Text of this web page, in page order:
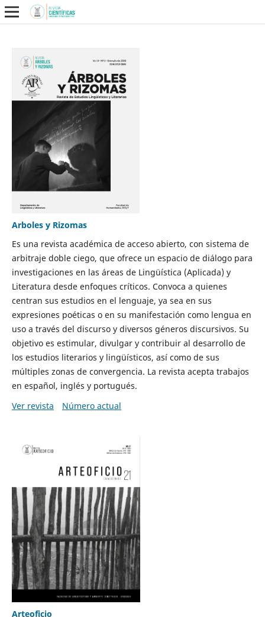
Arboles y Rizomas
Es una revista académica de acceso abierto, con sistema de
arbitraje doble ciego, que ofrece un espacio de diálogo para
investigaciones en las áreas de Lingüística (Aplicada) y
Literatura desde enfoques críticos. Convoca a quienes
centran sus estudios en el lenguaje, ya sea en sus
expresiones poéticas o en su manifestación como lengua en
uso a través del discurso y diversos géneros discursivos. Su
objetivo es estimular, divulgar y contribuir al desarrollo de
los estudios literarios y lingüísticos, así como de sus
múltiples zonas de convergencia. La revista acepta trabajos
en español, inglés y portugués.
Ver revista
Número actual
Arteoficio